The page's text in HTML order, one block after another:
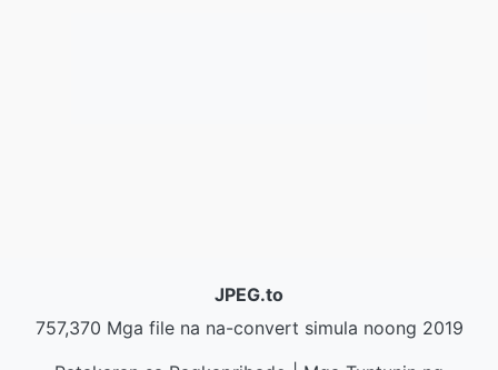
JPEG.to
757,370 Mga file na na-convert simula noong 2019